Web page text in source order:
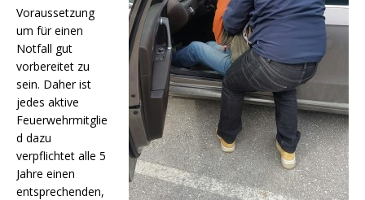
Voraussetzung
um für einen
Notfall gut
vorbereitet zu
sein. Daher ist
jedes aktive
Feuerwehrmitglie
d dazu
verpflichtet alle 5
Jahre einen
entsprechenden,